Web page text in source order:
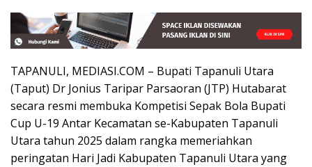
TAPANULI, MEDIASI.COM – Bupati Tapanuli Utara
(Taput) Dr Jonius Taripar Parsaoran (JTP) Hutabarat
secara resmi membuka Kompetisi Sepak Bola Bupati
Cup U-19 Antar Kecamatan se-Kabupaten Tapanuli
Utara tahun 2025 dalam rangka memeriahkan
peringatan Hari Jadi Kabupaten Tapanuli Utara yang